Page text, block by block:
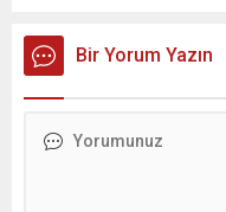
Bir Yorum Yazın